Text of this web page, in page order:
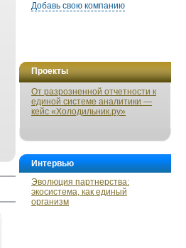
Добавь свою компанию
Проекты
От разрозненной отчетности к
единой системе аналитики —
кейс «Холодильник.ру»
Интервью
Эволюция партнерства:
экосистема, как единый
организм